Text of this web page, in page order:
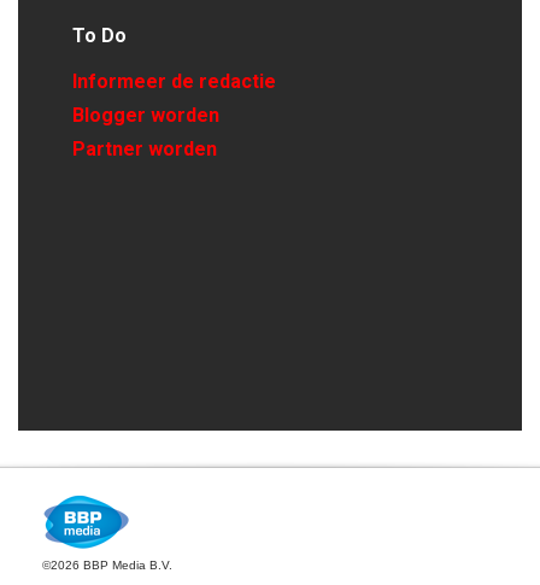
To Do
Informeer de redactie
Blogger worden
Partner worden
©2026 BBP Media B.V.